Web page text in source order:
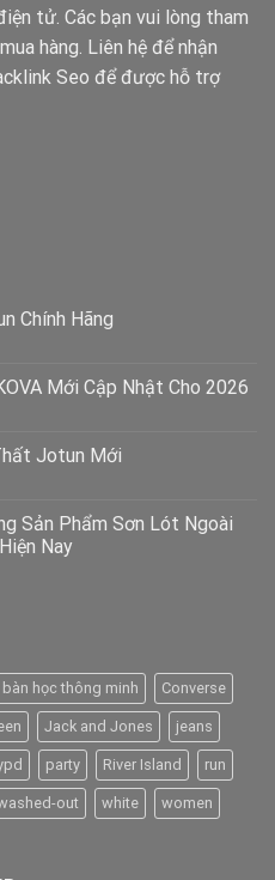
tử. Các bạn vui lòng tham
hàng. Liên hệ để nhận
Seo để được hỗ trợ
Chính Hãng
Mới Cập Nhật Cho 2026
Jotun Mới
Sản Phẩm Sơn Lót Ngoài
Nay
bàn học thông minh Converse
Jack and Jones jeans
party River Island run
out white women